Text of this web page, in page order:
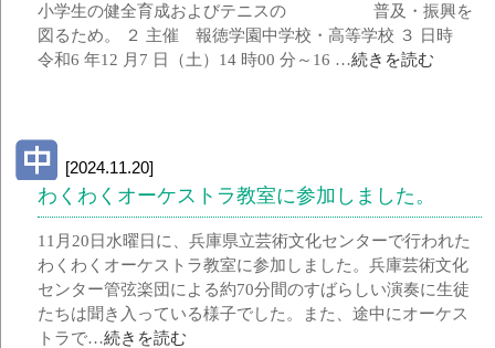
小学生の健全育成およびテニスの 普及・振興を
図るため。 ２ 主催 報徳学園中学校・高等学校 ３ 日時
令和6 年12 月7 日（土）14 時00 分～16 …続きを読む
[2024.11.20]
わくわくオーケストラ教室に参加しました。
11月20日水曜日に、兵庫県立芸術文化センターで行われた
わくわくオーケストラ教室に参加しました。兵庫芸術文化
センター管弦楽団による約70分間のすばらしい演奏に生徒
たちは聞き入っている様子でした。また、途中にオーケス
トラで…続きを読む